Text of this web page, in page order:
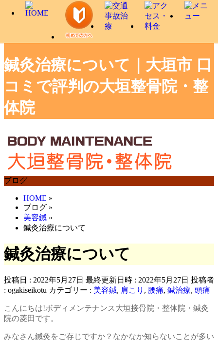
鍼灸治療について｜大垣市 口
コミで評判の大垣整骨院・整
体院
ブログ
HOME »
ブログ »
美容鍼 »
鍼灸治療について
鍼灸治療について
投稿日 : 2022年5月27日 最終更新日時 : 2022年5月27日 投稿者
: ogakiseikotu カテゴリー : 美容鍼, 肩こり , 腰痛, 鍼治療, 頭痛
こんにちは!ボディメンテナンス大垣接骨院・整体院・鍼灸
院の菱田です。
みなさん鍼灸をご存じですか？なかなか知らないことが多い